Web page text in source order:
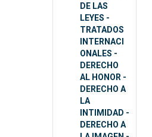
DE LAS
LEYES -
TRATADOS
INTERNACI
ONALES -
DERECHO
AL HONOR -
DERECHO A
LA
INTIMIDAD -
DERECHO A